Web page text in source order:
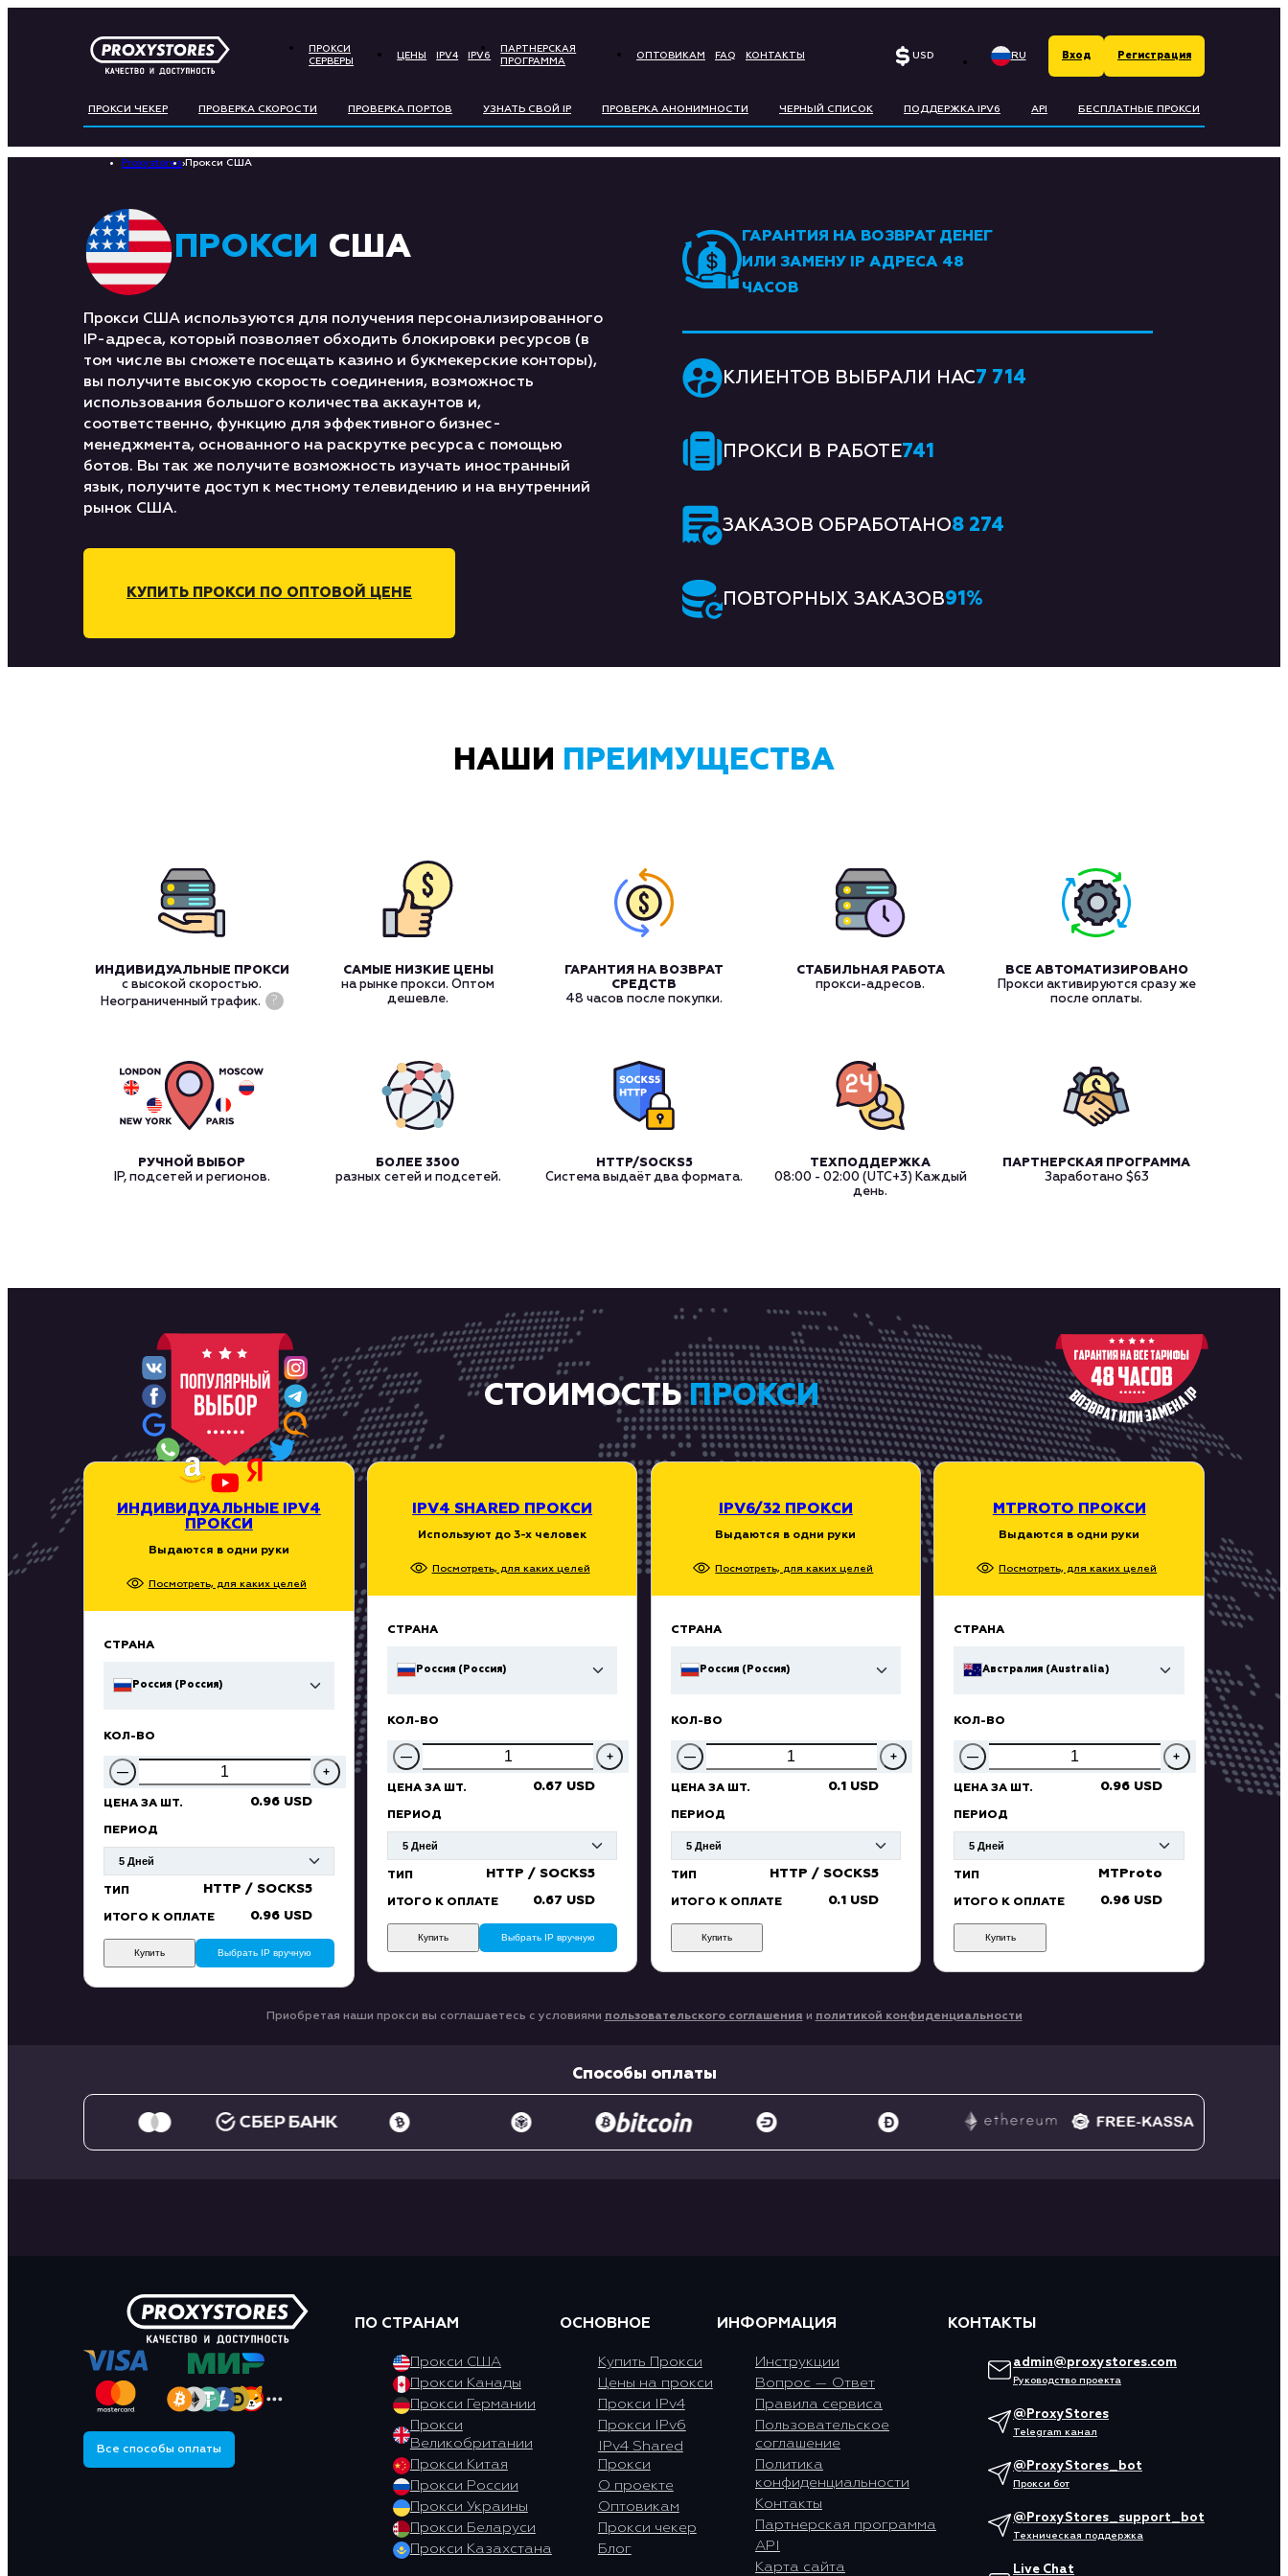
ПРОКСИ
СЕРВЕРЫ
ЦЕНЫ IPV4 IPV6
ПАРТНЕРСКАЯ
ПРОГРАММА
ОПТОВИКАМ FAQ КОНТАКТЫ USD
BITCOIN LITECOIN
ETHEREUM РУБЛЬ
СЎМ EURO
RU
EN
Вход Регистрация
ПРОКСИ ЧЕКЕР ПРОВЕРКА СКОРОСТИ ПРОВЕРКА ПОРТОВ УЗНАТЬ СВОЙ IP ПРОВЕРКА АНОНИМНОСТИ ЧЕРНЫЙ СПИСОК ПОДДЕРЖКА IPV6 API БЕСПЛАТНЫЕ ПРОКСИ
Proxystores› Прокси США
ПРОКСИ США
Прокси США используются для получения персонализированного
IP-адреса, который позволяет обходить блокировки ресурсов (в
том числе вы сможете посещать казино и букмекерские конторы),
вы получите высокую скорость соединения, возможность
использования большого количества аккаунтов и,
соответственно, функцию для эффективного бизнес-
менеджмента, основанного на раскрутке ресурса с помощью
ботов. Вы так же получите возможность изучать иностранный
язык, получите доступ к местному телевидению и на внутренний
рынок США.
КУПИТЬ ПРОКСИ ПО ОПТОВОЙ ЦЕНЕ
ГАРАНТИЯ НА ВОЗВРАТ ДЕНЕГ
ИЛИ ЗАМЕНУ IP АДРЕСА 48
ЧАСОВ
КЛИЕНТОВ ВЫБРАЛИ НАС7 714
ПРОКСИ В РАБОТЕ741
ЗАКАЗОВ ОБРАБОТАНО8 274
ПОВТОРНЫХ ЗАКАЗОВ91 %
НАШИ ПРЕИМУЩЕСТВА
ИНДИВИДУАЛЬНЫЕ ПРОКСИ
с высокой скоростью.
Неограниченный трафик.
?
САМЫЕ НИЗКИЕ ЦЕНЫ
на рынке прокси. Оптом
дешевле.
ГАРАНТИЯ НА ВОЗВРАТ
СРЕДСТВ
48 часов после покупки.
СТАБИЛЬНАЯ РАБОТА
прокси-адресов.
ВСЕ АВТОМАТИЗИРОВАНО
Прокси активируются сразу же
после оплаты.
РУЧНОЙ ВЫБОР
IP, подсетей и регионов.
БОЛЕЕ 3500
разных сетей и подсетей.
HTTP/SOCKS5
Система выдаёт два формата.
ТЕХПОДДЕРЖКА
08:00 - 02:00 (UTC+3) Каждый
день.
ПАРТНЕРСКАЯ ПРОГРАММА
Заработано $63
СТОИМОСТЬПРОКСИ
IPV4 SHARED ПРОКСИ
Используют до 3-х человек
Посмотреть, для каких целей
СТРАНА
Россия (Россия)
КОЛ-ВО
— +
ЦЕНА ЗА ШТ. 0.67 USD
ПЕРИОД
ТИП HTTP / SOCKS5
ИТОГО К ОПЛАТЕ 0.67 USD
Выбрать IP вручную
Купить
ИНДИВИДУАЛЬНЫЕ IPV4
ПРОКСИ
Выдаются в одни руки
Посмотреть, для каких целей
СТРАНА
Россия (Россия)
КОЛ-ВО
— +
ЦЕНА ЗА ШТ. 0.96 USD
ПЕРИОД
ТИП HTTP / SOCKS5
ИТОГО К ОПЛАТЕ 0.96 USD
Выбрать IP вручную
Купить
IPV6/32 ПРОКСИ
Выдаются в одни руки
Посмотреть, для каких целей
СТРАНА
Россия (Россия)
КОЛ-ВО
— +
ЦЕНА ЗА ШТ. 0.1 USD
ПЕРИОД
ТИП HTTP / SOCKS5
ИТОГО К ОПЛАТЕ 0.1 USD
Купить
MTPROTO ПРОКСИ
Выдаются в одни руки
Посмотреть, для каких целей
СТРАНА
Австралия (Australia)
КОЛ-ВО
— +
ЦЕНА ЗА ШТ. 0.96 USD
ПЕРИОД
ТИП MTProto
ИТОГО К ОПЛАТЕ 0.96 USD
Купить
Приобретая наши прокси вы соглашаетесь с условиями пользовательского соглашения и политикой конфиденциальности
Способы оплаты
Все способы оплаты
ПО СТРАНАМ
Прокси США
Прокси Канады
Прокси Германии
Прокси
Великобритании
Прокси Китая
Прокси России
Прокси Украины
Прокси Беларуси
Прокси Казахстана
ОСНОВНОЕ
Купить Прокси
Цены на прокси
Прокси IPv4
Прокси IPv6
IPv4 Shared
Прокси
О проекте
Оптовикам
Прокси чекер
Блог
ИНФОРМАЦИЯ
Инструкции
Вопрос — Ответ
Правила сервиса
Пользовательское
соглашение
Политика
конфиденциальности
Контакты
Партнерская программа
API
Карта сайта
КОНТАКТЫ
admin@proxystores.com
Руководство проекта
@ProxyStores
Telegram канал
@ProxyStores_bot
Прокси бот
@ProxyStores_support_bot
Техническая поддержка
Live Chat